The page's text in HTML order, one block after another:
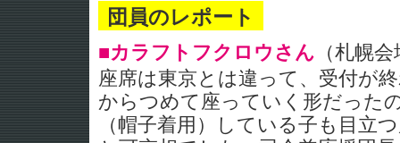
団員のレポート
■カラフトフクロウさん （札幌
座席は東京とは違って、受付が
からつめて座っていく形だった
（帽子着用）している子も目立